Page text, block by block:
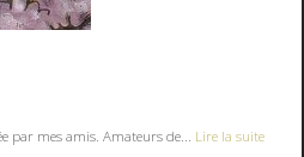
par mes amis. Amateurs de... Lire la suite